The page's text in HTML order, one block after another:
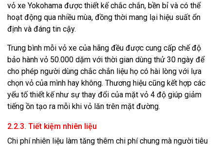
vỏ xe Yokohama được thiết kế chắc chắn, bền bỉ và có thể
hoạt động qua nhiều mùa, đồng thời mang lại hiệu suất ổn
định và đáng tin cậy.
Trung bình mỗi vỏ xe của hãng đều được cung cấp chế độ
bảo hành vỏ 50.000 dặm với thời gian dùng thử 30 ngày để
cho phép người dùng chắc chắn liệu họ có hài lòng với lựa
chọn vỏ của mình hay không. Thương hiệu cũng kết hợp các
yếu tố thiết kế như sự thay đổi của mặt vỏ 4 độ giúp giảm
tiếng ồn tạo ra mỗi khi vỏ lăn trên mặt đường.
2.2.3. Tiết kiệm nhiên liệu
Chi phí nhiên liệu làm tăng thêm chi phí chung mà người tiêu